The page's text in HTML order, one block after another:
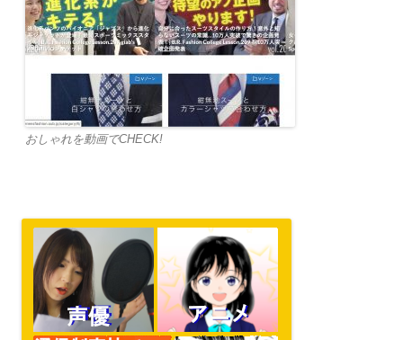
おしゃれを動画でCHECK!